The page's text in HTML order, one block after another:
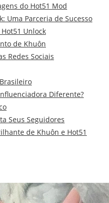
do Hot51 Mod
Uma Parceria de Sucesso
Unlock
de Khuôn
Redes Sociais
Diferente?
Seus Seguidores
de Khuôn e Hot51